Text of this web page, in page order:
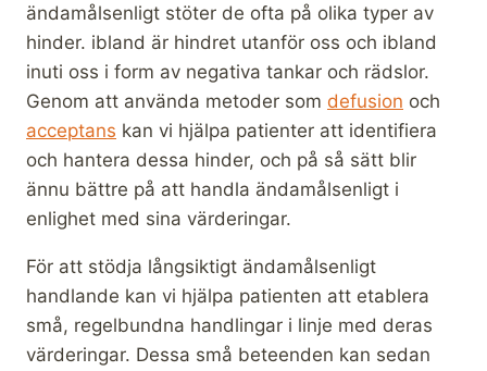
ändamålsenligt stöter de ofta på olika typer av
hinder. ibland är hindret utanför oss och ibland
inuti oss i form av negativa tankar och rädslor.
Genom att använda metoder som defusion och
acceptans kan vi hjälpa patienter att identifiera
och hantera dessa hinder, och på så sätt blir
ännu bättre på att handla ändamålsenligt i
enlighet med sina värderingar.
För att stödja långsiktigt ändamålsenligt
handlande kan vi hjälpa patienten att etablera
små, regelbundna handlingar i linje med deras
värderingar. Dessa små beteenden kan sedan